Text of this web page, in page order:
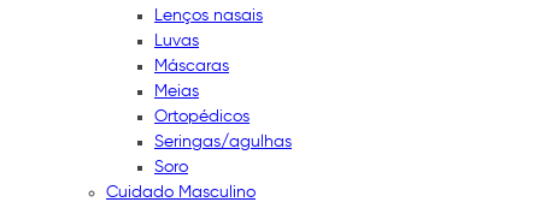
Lenços nasais
Luvas
Máscaras
Meias
Ortopédicos
Seringas/agulhas
Soro
Cuidado Masculino